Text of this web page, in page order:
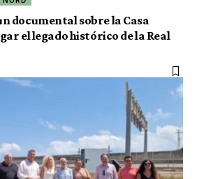
documental sobre la Casa
el legado histórico de la Real